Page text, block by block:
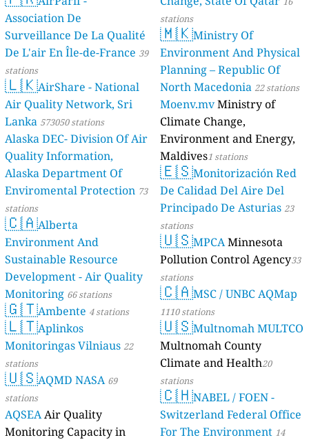
Association De
Surveillance De La Qualité
De L'air En Île-de-France 39
stations
🇱🇰AirShare - National
Air Quality Network, Sri
Lanka 573050 stations
Alaska DEC- Division Of Air
Quality Information,
Alaska Department Of
Enviromental Protection 73
stations
🇨🇦Alberta
Environment And
Sustainable Resource
Development - Air Quality
Monitoring 66 stations
🇬🇹Ambente 4 stations
🇱🇹Aplinkos
Monitoringas Vilniaus 22
stations
🇺🇸AQMD NASA 69
stations
AQSEAAir Quality
Monitoring Capacity in
stations
🇲🇰Ministry Of
Environment And Physical
Planning – Republic Of
North Macedonia 22 stations
Moenv.mvMinistry of
Climate Change,
Environment and Energy,
Maldives1 stations
🇪🇸Monitorización Red
De Calidad Del Aire Del
Principado De Asturias 23
stations
🇺🇸MPCAMinnesota
Pollution Control Agency33
stations
🇨🇦MSC / UNBC AQMap
1110 stations
🇺🇸Multnomah MULTCO
Multnomah County
Climate and Health20
stations
🇨🇭NABEL / FOEN -
Switzerland Federal Office
For The Environment 14